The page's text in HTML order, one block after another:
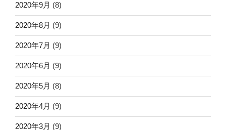
2020年9月 (8)
2020年8月 (9)
2020年7月 (9)
2020年6月 (9)
2020年5月 (8)
2020年4月 (9)
2020年3月 (9)